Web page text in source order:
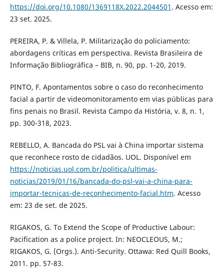
https://doi.org/10.1080/1369118X.2022.2044501 . Acesso em:
23 set. 2025.
PEREIRA, P. & Villela, P. Militarização do policiamento:
abordagens críticas em perspectiva. Revista Brasileira de
Informação Bibliográfica – BIB, n. 90, pp. 1-20, 2019.
PINTO, F. Apontamentos sobre o caso do reconhecimento
facial a partir de videomonitoramento em vias públicas para
fins penais no Brasil. Revista Campo da História, v. 8, n. 1,
pp. 300-318, 2023.
REBELLO, A. Bancada do PSL vai à China importar sistema
que reconhece rosto de cidadãos. UOL. Disponível em
https://noticias.uol.com.br/politica/ultimas-
noticias/2019/01/16/bancada-do-psl-vai-a-china-para-
importar-tecnicas-de-reconhecimento-facial.htm. Acesso
em: 23 de set. de 2025.
RIGAKOS, G. To Extend the Scope of Productive Labour:
Pacification as a police project. In: NEOCLEOUS, M.;
RIGAKOS, G. (Orgs.). Anti-Security. Ottawa: Red Quill Books,
2011. pp. 57-83.